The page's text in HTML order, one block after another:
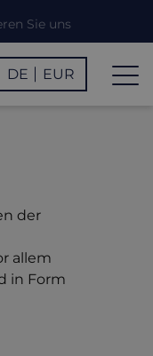
Sie uns
DE EUR
der
allem
in Form